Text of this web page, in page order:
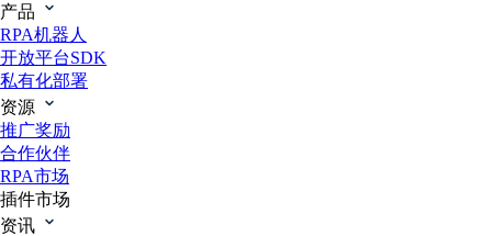
产品
RPA机器人
开放平台SDK
私有化部署
资源
推广奖励
合作伙伴
RPA市场
插件市场
资讯